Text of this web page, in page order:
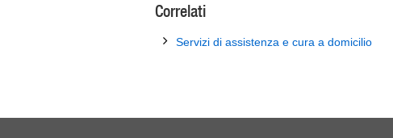
Correlati
Servizi di assistenza e cura a domicilio